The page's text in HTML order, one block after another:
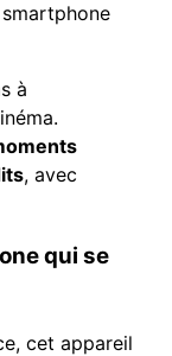
smartphone
à
, avec
qui se
cet appareil